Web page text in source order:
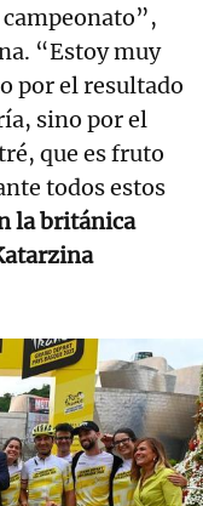
“Estoy muy
por el resultado
sino por el
que es fruto
todos estos
la británica